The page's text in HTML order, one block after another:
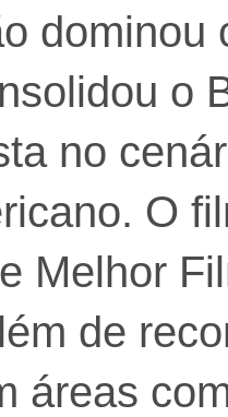
dominou
o
no
O
Melhor
de
áreas